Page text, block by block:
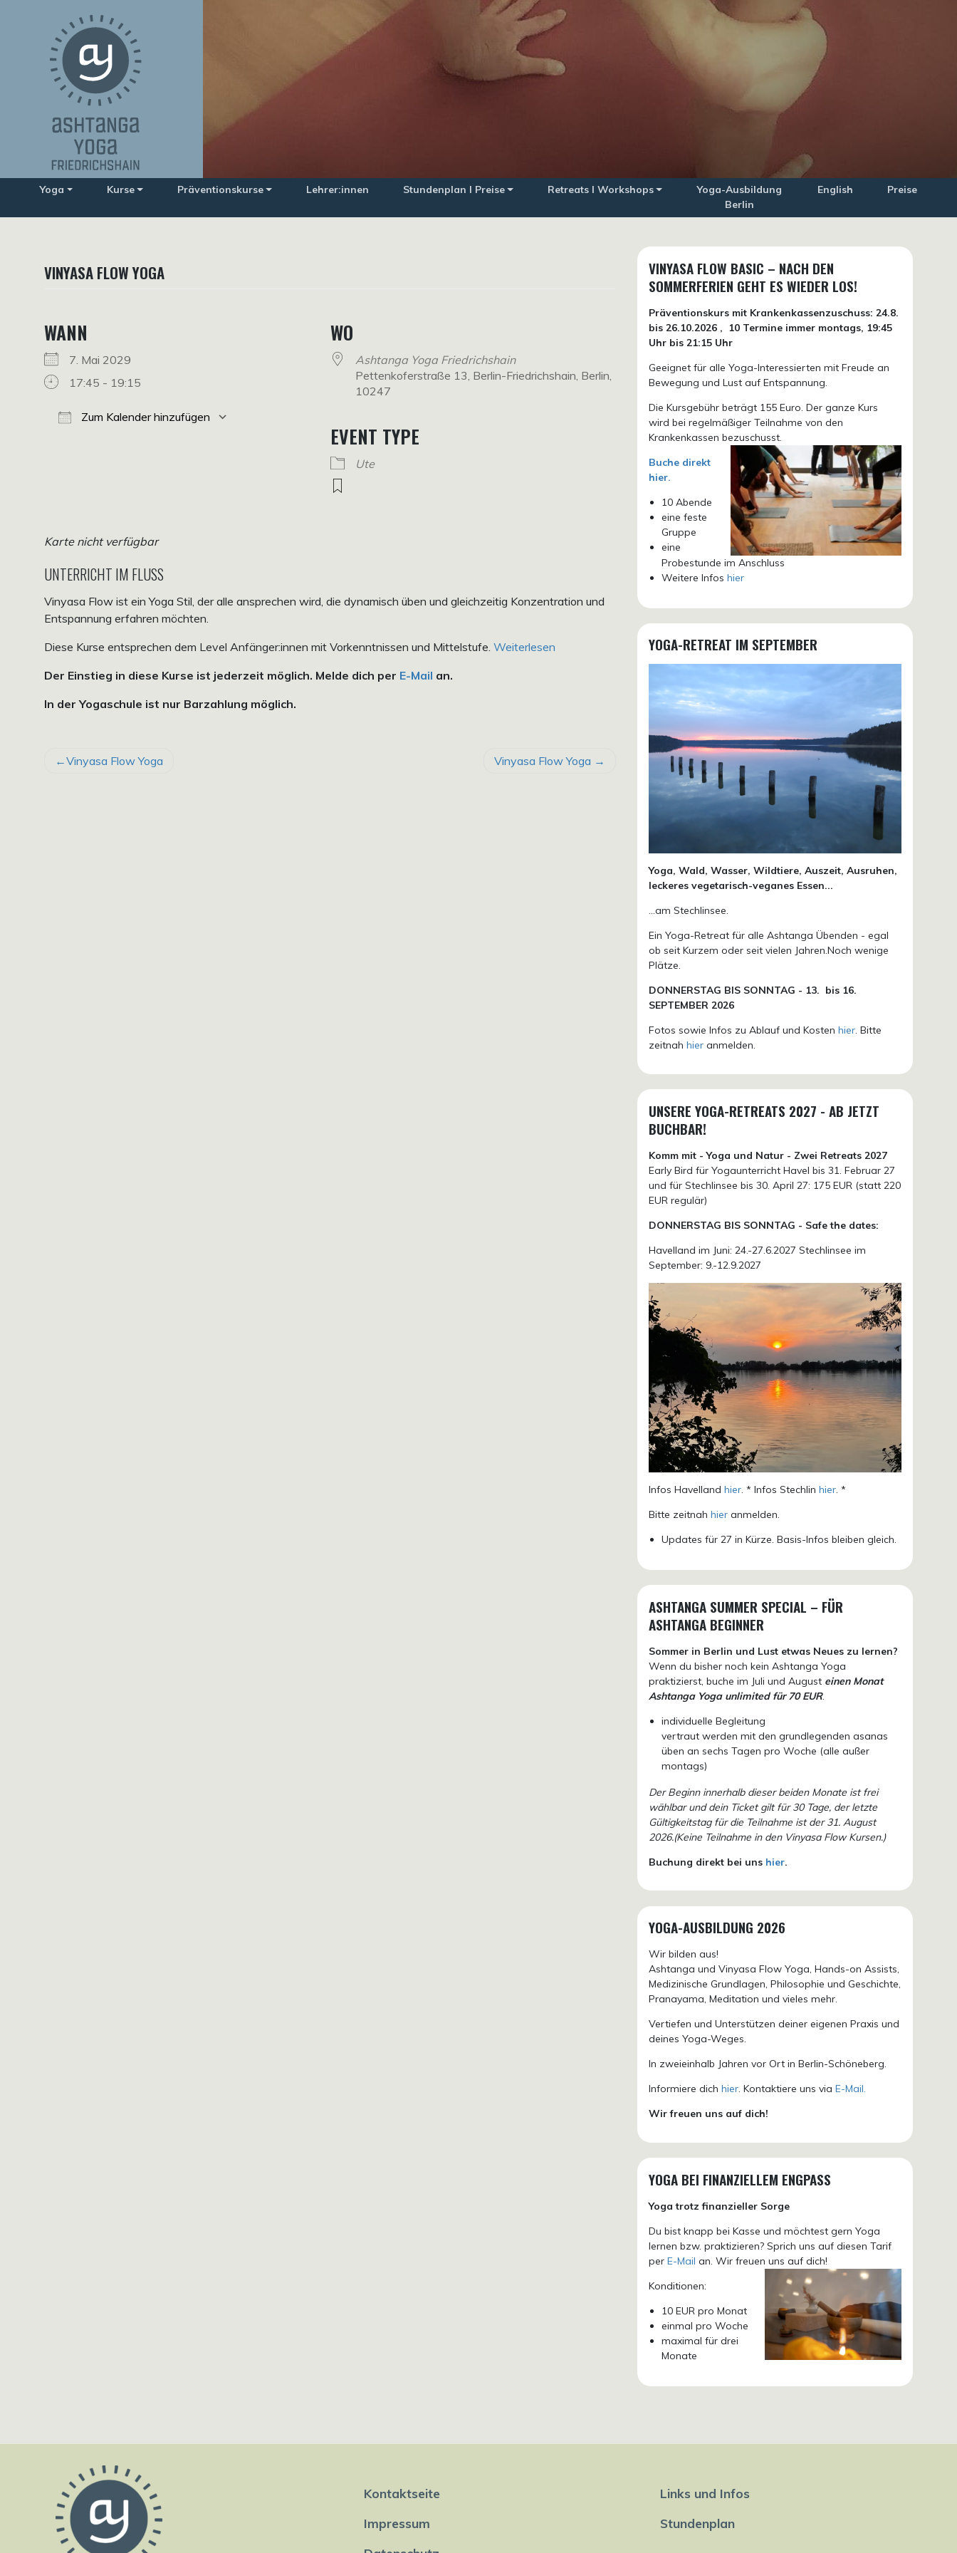
Yoga Kurse Präventionskurse Lehrer:innen Stundenplan I Preise Retreats I Workshops
Yoga-Ausbildung
Berlin
English Preise
VINYASA FLOW YOGA
WANN
7. Mai 2029
17:45 - 19:15
Zum Kalender hinzufügen
WO
Ashtanga Yoga Friedrichshain
Pettenkoferstraße 13, Berlin-Friedrichshain, Berlin,
10247
EVENT TYPE
Ute
Karte nicht verfügbar
UNTERRICHT IM FLUSS
Vinyasa Flow ist ein Yoga Stil, der alle ansprechen wird, die dynamisch üben und gleichzeitig Konzentration und
Entspannung erfahren möchten.
Diese Kurse entsprechen dem Level Anfänger:innen mit Vorkenntnissen und Mittelstufe. Weiterlesen
Der Einstieg in diese Kurse ist jederzeit möglich. Melde dich per E-Mail an.
In der Yogaschule ist nur Barzahlung möglich.
BEITRAGSNAVIGATION
Vinyasa Flow Yoga Vinyasa Flow Yoga
VINYASA FLOW BASIC – NACH DEN
SOMMERFERIEN GEHT ES WIEDER LOS!
Präventionskurs mit Krankenkassenzuschuss:24.8.
bis 26.10.2026 ,
10 Termine immer montags, 19:45
Uhr bis 21:15 Uhr
Geeignet für alle Yoga-Interessierten mit Freude an
Bewegung und Lust auf Entspannung.
Die Kursgebühr beträgt 155 Euro. Der ganze Kurs
wird bei regelmäßiger Teilnahme von den
Krankenkassen bezuschusst.
Buche direkt
hier.
10 Abende
eine feste
Gruppe
eine
Probestunde im Anschluss
Weitere Infos hier
YOGA-RETREAT IM SEPTEMBER
Yoga, Wald, Wasser, Wildtiere, Auszeit, Ausruhen,
leckeres vegetarisch-veganes Essen...
...am Stechlinsee.
Ein Yoga-Retreat für alle Ashtanga Übenden - egal
ob seit Kurzem oder seit vielen Jahren.Noch wenige
Plätze.
DONNERSTAG BIS SONNTAG - 13. bis 16.
SEPTEMBER 2026
Fotos sowie Infos zu Ablauf und Kostenhier. Bitte
zeitnahhier anmelden.
UNSERE YOGA-RETREATS 2027 - AB JETZT
BUCHBAR!
Komm mit - Yoga und Natur - Zwei Retreats 2027
Early Bird für Yogaunterricht Havel bis 31. Februar 27
und für Stechlinsee bis 30. April 27: 175 EUR (statt 220
EUR regulär)
DONNERSTAG BIS SONNTAG - Safe the dates:
Havelland im Juni: 24.-27.6.2027 Stechlinsee im
September: 9.-12.9.2027
Infos Havellandhier. * Infos Stechlinhier. *
Bitte zeitnahhier anmelden.
Updates für 27 in Kürze. Basis-Infos bleiben gleich.
ASHTANGA SUMMER SPECIAL – FÜR
ASHTANGA BEGINNER
Sommer in Berlin und Lust etwas Neues zu lernen?
Wenn du bisher noch kein Ashtanga Yoga
praktizierst, buche im Juli und August einen Monat
Ashtanga Yoga unlimited für 70 EUR.
individuelle Begleitung
vertraut werden mit den grundlegenden asanas
üben an sechs Tagen pro Woche (alle außer
montags)
Der Beginn innerhalb dieser beiden Monate ist frei
wählbar und dein Ticket gilt für 30 Tage, der letzte
Gültigkeitstag für die Teilnahme ist der 31. August
2026.(Keine Teilnahme in den Vinyasa Flow Kursen.)
Buchung direkt bei uns hier.
YOGA-AUSBILDUNG 2026
Wir bilden aus!
Ashtanga und Vinyasa Flow Yoga, Hands-on Assists,
Medizinische Grundlagen, Philosophie und Geschichte,
Pranayama, Meditation und vieles mehr.
Vertiefen und Unterstützen deiner eigenen Praxis und
deines Yoga-Weges.
In zweieinhalb Jahren vor Ort in Berlin-Schöneberg.
Informiere dichhier. Kontaktiere uns viaE-Mail.
Wir freuen uns auf dich!
YOGA BEI FINANZIELLEM ENGPASS
Yoga trotz finanzieller Sorge
Du bist knapp bei Kasse und möchtest gern Yoga
lernen bzw. praktizieren? Sprich uns auf diesen Tarif
perE-Mail an. Wir freuen uns auf dich!
Konditionen:
10 EUR pro Monat
einmal pro Woche
maximal für drei
Monate
Kontaktseite
Impressum
Links und Infos
Stundenplan